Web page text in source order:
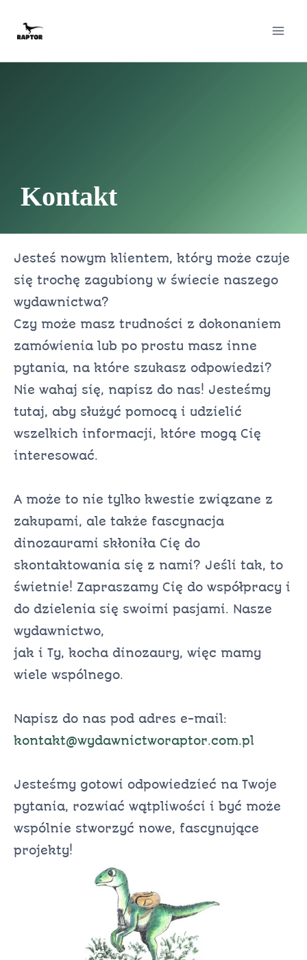
Kontakt
Jesteś nowym klientem, który może czuje
się trochę zagubiony w świecie naszego
wydawnictwa?
Czy może masz trudności z dokonaniem
zamówienia lub po prostu masz inne
pytania, na które szukasz odpowiedzi?
Nie wahaj się, napisz do nas! Jesteśmy
tutaj, aby służyć pomocą i udzielić
wszelkich informacji, które mogą Cię
interesować.
A może to nie tylko kwestie związane z
zakupami, ale także fascynacja
dinozaurami skłoniła Cię do
skontaktowania się z nami? Jeśli tak, to
świetnie! Zapraszamy Cię do współpracy i
do dzielenia się swoimi pasjami. Nasze
wydawnictwo,
jak i Ty, kocha dinozaury, więc mamy
wiele wspólnego.
Napisz do nas pod adres e-mail:
kontakt@wydawnictworaptor.com.pl
Jesteśmy gotowi odpowiedzieć na Twoje
pytania, rozwiać wątpliwości i być może
wspólnie stworzyć nowe, fascynujące
projekty!